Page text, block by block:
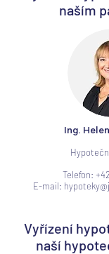
naším
Ing.
Telefon:
E-mail:
Vyřízení
naší